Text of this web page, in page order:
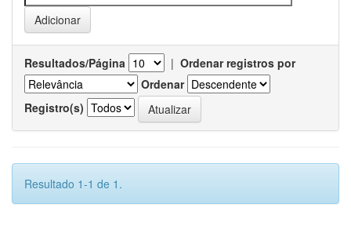
Resultados/Página | Ordenar registros por
Ordenar
Registro(s)
Resultado 1-1 de 1.